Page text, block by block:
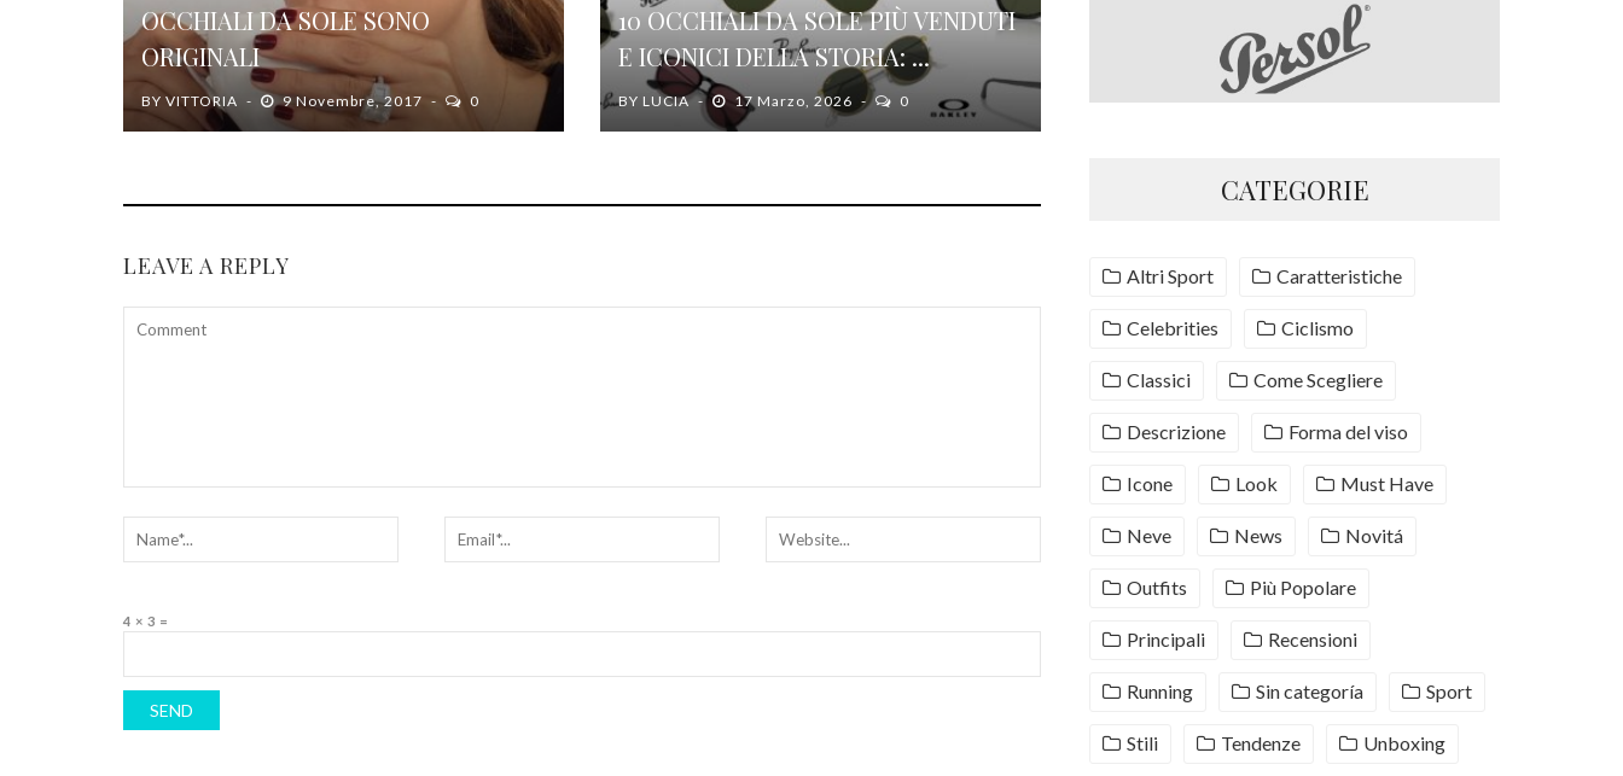
OCCHIALI DA SOLE SONO
ORIGINALI
BY VITTORIA 9 Novembre, 2017 0
10 OCCHIALI DA SOLE PIÙ VENDUTI
E ICONICI DELLA STORIA: ...
BY LUCIA 17 Marzo, 2026 0
LEAVE A REPLY
4 × 3 =
CATEGORIE
Altri Sport Caratteristiche
Celebrities Ciclismo
Classici Come Scegliere
Descrizione Forma del viso
Icone Look Must Have
Neve News Novitá
Outfits Più Popolare
Principali Recensioni
Running Sin categoría Sport
Stili Tendenze Unboxing